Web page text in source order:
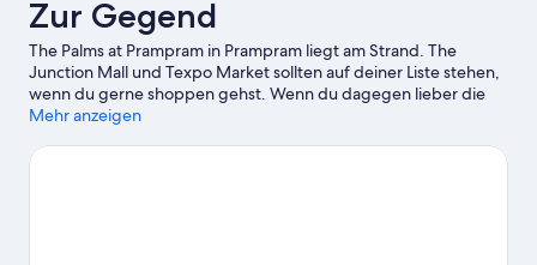
Zur Gegend
The Palms at Prampram in Prampram liegt am Strand. The
Junction Mall und Texpo Market sollten auf deiner Liste stehen,
wenn du gerne shoppen gehst. Wenn du dagegen lieber die
Natur der Region bewunderst, bieten sich folgende Ziele an:
Prampram
Mehr anzeigen